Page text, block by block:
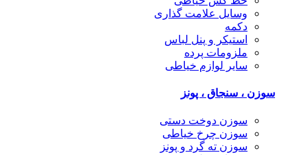
وسایل علامت گذاری
دکمه
استیکر و پنل لباس
ملزومات پرده
سایر لوازم خیاطی
سوزن ، سنجاق ، پونز
سوزن دوخت دستی
سوزن چرخ خیاطی
سوزن ته گرد و پونز